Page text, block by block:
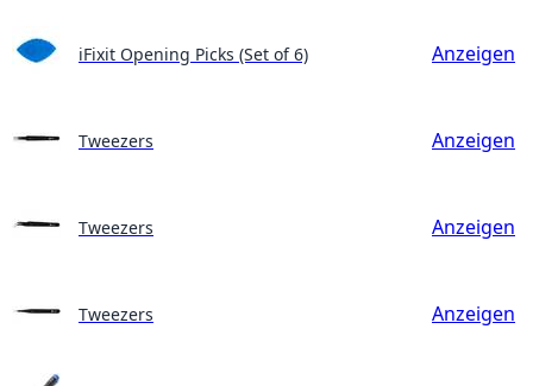
iFixit Opening Picks (Set of 6) Anzeigen
Tweezers Anzeigen
Tweezers Anzeigen
Tweezers Anzeigen